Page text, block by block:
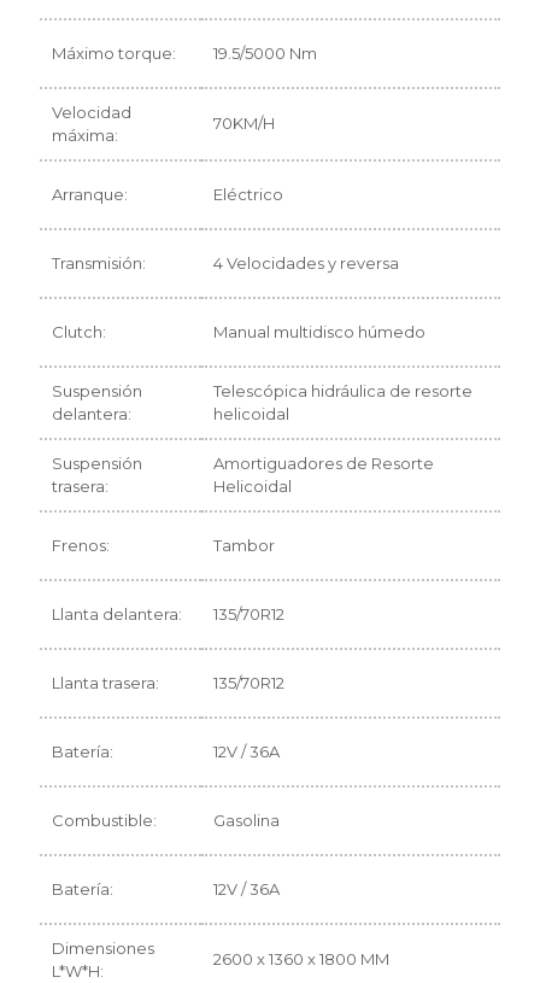
Máximo torque: 19.5/5000 Nm
Velocidad
máxima:
70KM/H
Arranque: Eléctrico
Transmisión: 4 Velocidades y reversa
Clutch: Manual multidisco húmedo
Suspensión
delantera:
Telescópica hidráulica de resorte
helicoidal
Suspensión
trasera:
Amortiguadores de Resorte
Helicoidal
Frenos: Tambor
Llanta delantera: 135/70R12
Llanta trasera: 135/70R12
Batería: 12V / 36A
Combustible: Gasolina
Batería: 12V / 36A
Dimensiones
L*W*H:
2600 x 1360 x 1800 MM